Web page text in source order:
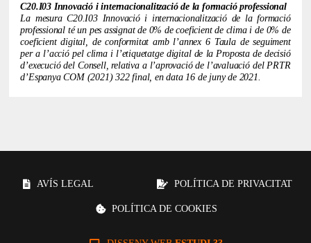
C20.I03 Innovació i internacionalització de la formació professional
La mesura C20.I03 Innovació i internacionalització de la formació
professional té un pes assignat de 0% de coeficient de clima i de 0% de
coeficient digital, de conformitat amb l’annex 6 Taula de seguiment
per a l’acció pel clima i l’etiquetatge digital de la Proposta de decisió
d’execució del Consell, relativa a l’aprovació de l’avaluació del PRTR
d’Espanya COM (2021) 322 final, en data 16 de juny de 2021.
AVÍS LEGAL POLÍTICA DE PRIVACITAT
POLÍTICA DE COOKIES